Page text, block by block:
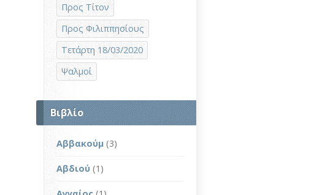
Προς Τίτον
Προς Φιλιππησίους
Τετάρτη 18/03/2020
Ψαλμοί
Βιβλίο
Αββακούμ (3)
Αβδιού (1)